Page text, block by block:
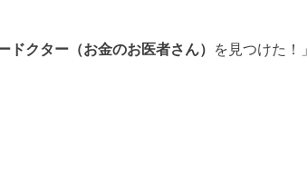
ドクター（お金のお医者さん） を見つけた！」